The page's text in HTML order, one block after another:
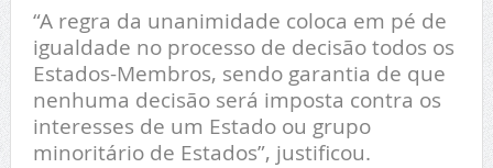
“A regra da unanimidade coloca em pé de
igualdade no processo de decisão todos os
Estados-Membros, sendo garantia de que
nenhuma decisão será imposta contra os
interesses de um Estado ou grupo
minoritário de Estados”, justificou.